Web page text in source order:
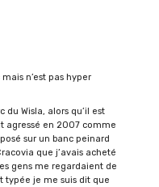
n’est pas hyper
Wisla, alors qu’il est
agressé en 2007 comme
sur un banc peinard
que j’avais acheté
gens me regardaient de
typée je me suis dit que